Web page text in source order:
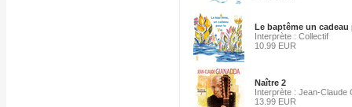
Le baptême un cadeau
Interprète : Collectif
10.99 EUR
Naître 2
Interprète : Jean-Claude
13.99 EUR